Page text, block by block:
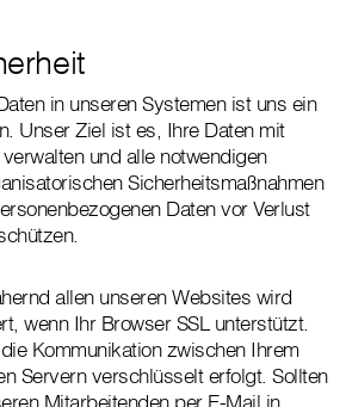
in unseren Systemen ist uns ein
Unser Ziel ist es, Ihre Daten mit
und alle notwendigen
Sicherheitsmaßnahmen
Daten vor Verlust
allen unseren Websites wird
wenn Ihr Browser SSL unterstützt.
Kommunikation zwischen Ihrem
Servern verschlüsselt erfolgt. Sollten
Mitarbeitenden per E-Mail in